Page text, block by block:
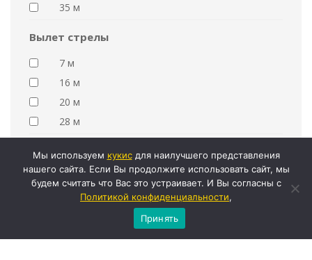
35 м
Вылет стрелы
7 м
16 м
20 м
28 м
Примечание
Мы используем кукиcдля наилучшего представления
нашего сайта. Если Вы продолжите использовать сайт, мы
будем считать что Вас это устраивает. И Вы согласны с
Политикой конфиденциальности,
Принять